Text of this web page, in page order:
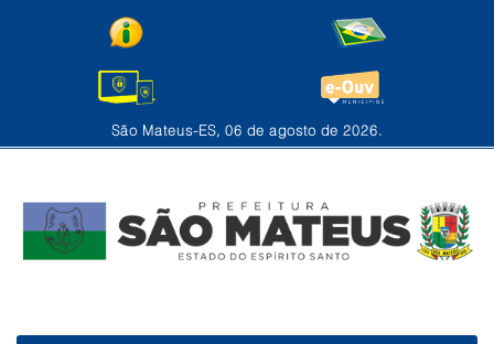
São Mateus-ES, 06 de agosto de 2026.